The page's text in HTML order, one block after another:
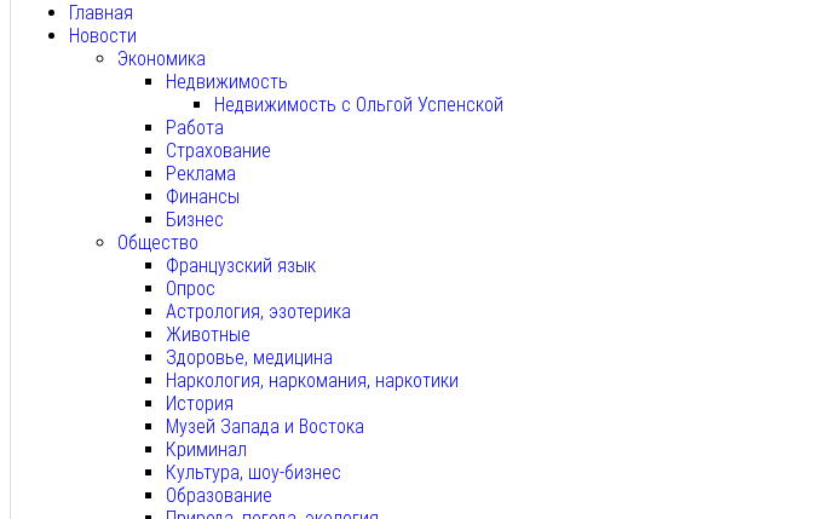
Главная
Новости
Экономика
Недвижимость
Недвижимость с Ольгой Успенской
Работа
Страхование
Реклама
Финансы
Бизнес
Общество
Французский язык
Опрос
Астрология, эзотерика
Животные
Здоровье, медицина
Наркология, наркомания, наркотики
История
Музей Запада и Востока
Криминал
Культура, шоу-бизнес
Образование